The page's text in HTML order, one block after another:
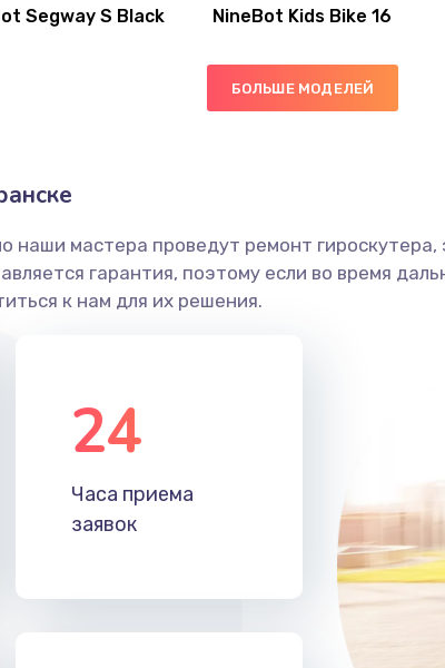
Segway S Black NineBot Kids Bike 16
БОЛЬШЕ МОДЕЛЕЙ
наши мастера проведут ремонт гироскутера,
гарантия, поэтому если во время
к нам для их решения.
24
Часа приема
заявок